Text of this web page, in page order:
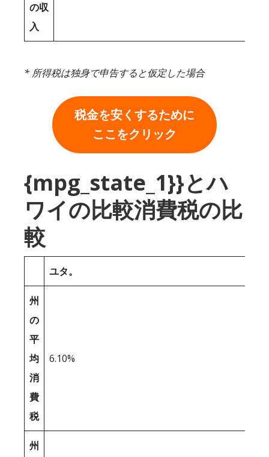
の収
入
* 所得税は独身で申告すると仮定した場合
税金を安くするために
ここをクリック
{mpg_state_1}}とハ
ワイの比較消費税の比
較
ユタ。
州
の
平
均
消
費
税
6.10%
州